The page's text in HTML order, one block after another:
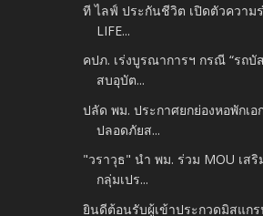
ที ไลฟ์ ประกันชีวิต เปิดตัวความ
LIFE...
คปภ. เร่งบูรณาการฯ กรณี “รถบั
สบอุบัต...
ปลัด พม. ประกาศยกย่องหอพักเ
ปลอดภัยส...
"วราวุธ" นำ พม. ร่วม MOU เส
กลุ่มเปร...
ยินดีต้อนรับผู้เข้าประกวดมิสแก